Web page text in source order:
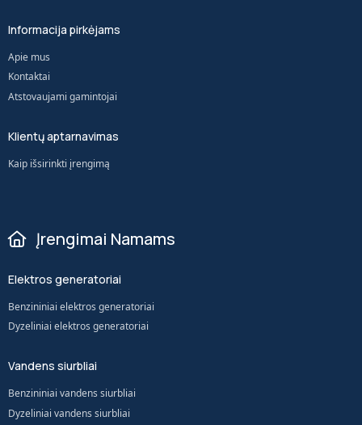
Informacija pirkėjams
Apie mus
Kontaktai
Atstovaujami gamintojai
Klientų aptarnavimas
Kaip išsirinkti įrengimą
Įrengimai Namams
Elektros generatoriai
Benzininiai elektros generatoriai
Dyzeliniai elektros generatoriai
Vandens siurbliai
Benzininiai vandens siurbliai
Dyzeliniai vandens siurbliai